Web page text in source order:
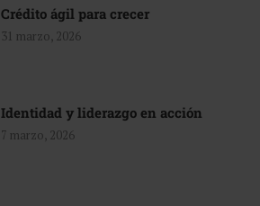
Crédito ágil para crecer
31 marzo, 2026
Identidad y liderazgo en acción
7 marzo, 2026